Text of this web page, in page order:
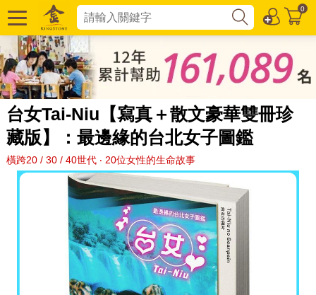
0
台女Tai-Niu【寫真＋散文豪華雙冊珍
藏版】：最邊緣的台北女子圖鑑
橫跨20 / 30 / 40世代 ‧ 20位女性的生命故事